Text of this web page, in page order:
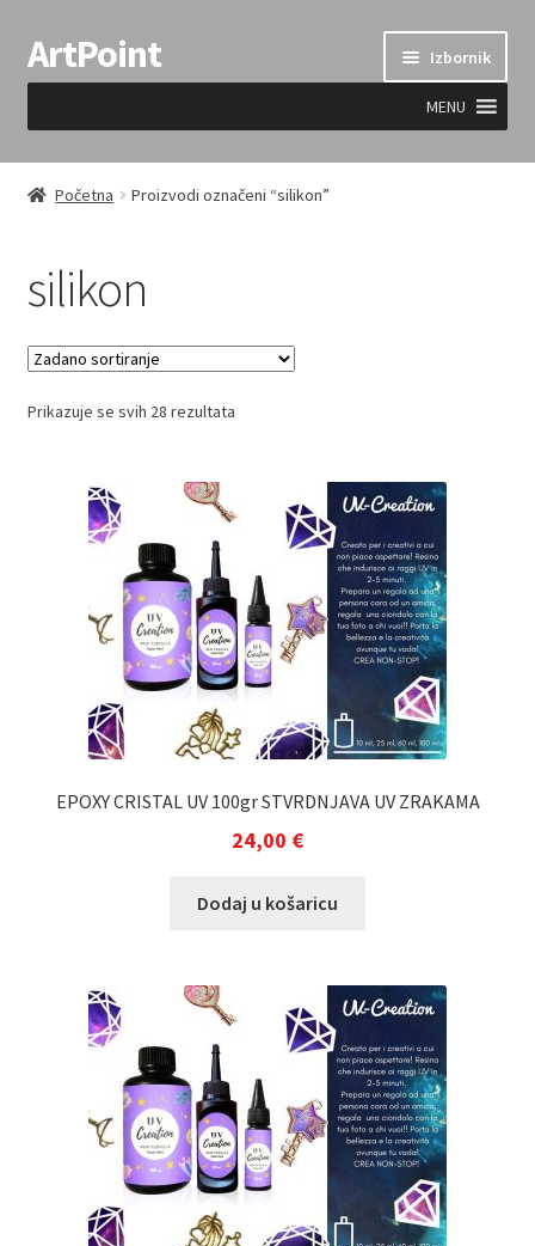
Preskoči
na
Skoči
do
ArtPoint Izbornik
MENU
Uvjeti prodaje
Početna Proizvodi označeni “silikon”
silikon
Prikazuje se svih 28 rezultata
EPOXY CRISTAL UV 100gr STVRDNJAVA UV ZRAKAMA
24,00 €
Dodaj u košaricu